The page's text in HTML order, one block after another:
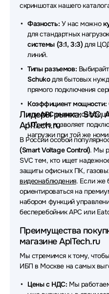
Источники
Источники
Источники
Источники
Источники
Источники
Источники
Источники
Источники
Источники
скриншотах нашего
Фазность: У нас можно
для стандартных
системы (3:1, 3:3) для
линий.
Типы разъемов:
Schukoдля бытовых
прямого подключения
Коэффициент мощности:
илиAPCимеют
1.0), что позволяет
нагрузки при той же
Лидеры рынка: SVC,
AplTech.ru
В России особой
(Smart Voltage Control). Мы
SVC тем, кто ищет
защиты офисных ПК,
видеонаблюдения. Если же
ориентироваться на
набором функций
бесперебойник APC или
Преимущества
магазине AplTech.ru
Мы стремимся к тому,
ИБП в Москве на самых
Цены с НДС: Мы